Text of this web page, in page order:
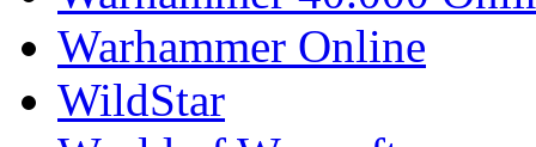
Warhammer Online
WildStar